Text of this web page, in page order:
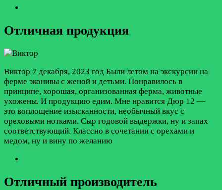
Отличная продукция
Виктор 7 декабря, 2023 год Были летом на экскурсии на
ферме эконивы с женой и детьми. Понравилось в
принципе, хорошая, организованная ферма, животные
ухожены. И продукцию едим. Мне нравится Дюр 12 —
это воплощение изысканности, необычный вкус с
ореховыми нотками. Сыр годовой выдержки, ну и запах
соответствующий. Классно в сочетании с орехами и
медом, ну и вину по желанию
Отличный производитель